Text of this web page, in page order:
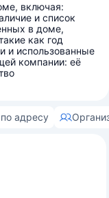
включая:
и список
в доме,
как год
и использованные
компании: её
адресу